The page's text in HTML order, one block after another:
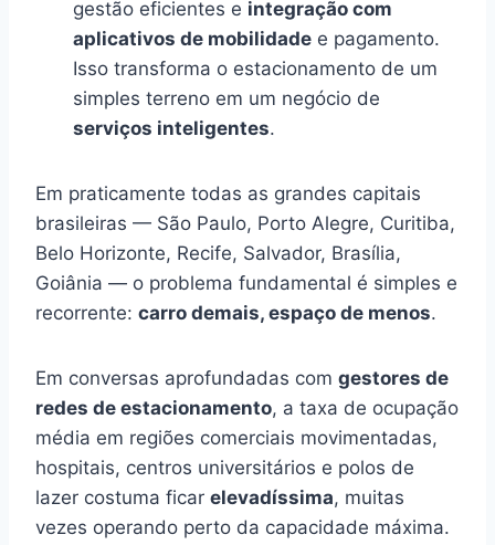
gestão eficientes e integração com
aplicativos de mobilidade e pagamento.
Isso transforma o estacionamento de um
simples terreno em um negócio de
serviços inteligentes.
Em praticamente todas as grandes capitais
brasileiras — São Paulo, Porto Alegre, Curitiba,
Belo Horizonte, Recife, Salvador, Brasília,
Goiânia — o problema fundamental é simples e
recorrente: carro demais, espaço de menos.
Em conversas aprofundadas com gestores de
redes de estacionamento, a taxa de ocupação
média em regiões comerciais movimentadas,
hospitais, centros universitários e polos de
lazer costuma ficar elevadíssima, muitas
vezes operando perto da capacidade máxima.